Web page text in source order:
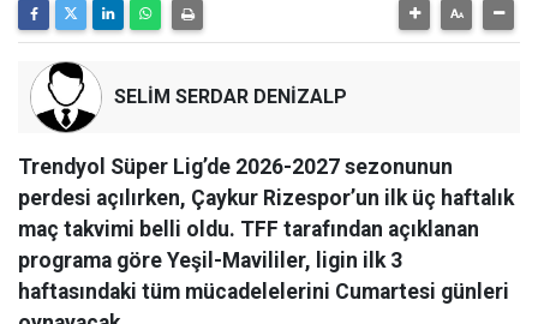
SELİM SERDAR DENİZALP
Trendyol Süper Lig’de 2026-2027 sezonunun
perdesi açılırken, Çaykur Rizespor’un ilk üç haftalık
maç takvimi belli oldu. TFF tarafından açıklanan
programa göre Yeşil-Mavililer, ligin ilk 3
haftasındaki tüm mücadelelerini Cumartesi günleri